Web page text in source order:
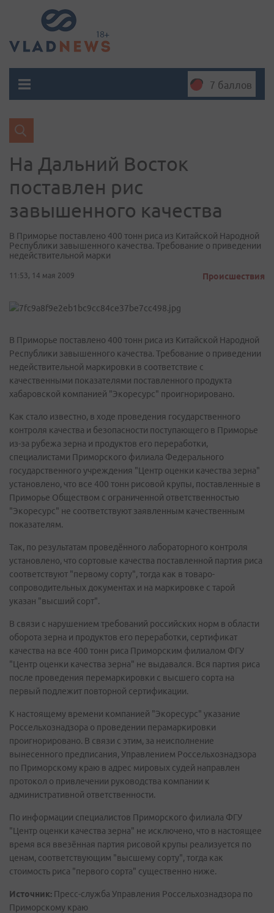
7 баллов
На Дальний Восток
поставлен рис
завышенного качества
В Приморье поставлено 400 тонн риса из Китайской Народной
Республики завышенного качества. Требование о приведении
недействительной марки
11:53, 14 мая 2009 Происшествия
В Приморье поставлено 400 тонн риса из Китайской Народной
Республики завышенного качества. Требование о приведении
недействительной маркировки в соответствие с
качественными показателями поставленного продукта
хабаровской компанией "Экоресурс" проигнорировано.
Как стало известно, в ходе проведения государственного
контроля качества и безопасности поступающего в Приморье
из-за рубежа зерна и продуктов его переработки,
специалистами Приморского филиала Федерального
государственного учреждения "Центр оценки качества зерна"
установлено, что все 400 тонн рисовой крупы, поставленные в
Приморье Обществом с ограниченной ответственностью
"Экоресурс" не соответствуют заявленным качественным
показателям.
Так, по результатам проведённого лабораторного контроля
установлено, что сортовые качества поставленной партия риса
соответствуют "первому сорту", тогда как в товаро-
сопроводительных документах и на маркировке с тарой
указан "высший сорт".
В связи с нарушением требований российских норм в области
оборота зерна и продуктов его переработки, сертификат
качества на все 400 тонн риса Приморским филиалом ФГУ
"Центр оценки качества зерна" не выдавался. Вся партия риса
после проведения перемаркировки с высшего сорта на
первый подлежит повторной сертификации.
К настоящему времени компанией "Экоресурс" указание
Россельхознадзора о проведении перамаркировки
проигнорировано. В связи с этим, за неисполнение
вынесенного предписания, Управлением Россельхознадзора
по Приморскому краю в адрес мировых судей направлен
протокол о привлечении руководства компании к
административной ответственности.
По информации специалистов Приморского филиала ФГУ
"Центр оценки качества зерна" не исключено, что в настоящее
время вся ввезённая партия рисовой крупы реализуется по
ценам, соответствующим "высшему сорту", тогда как
стоимость риса "первого сорта" существенно ниже.
Источник: Пресс-служба Управления Россельхознадзора по
Приморскому краю